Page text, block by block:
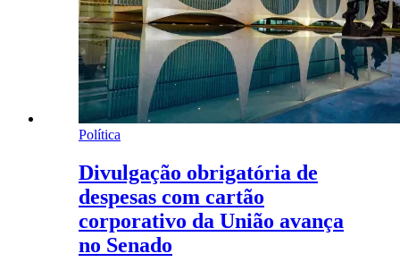
Política
Divulgação obrigatória de
despesas com cartão
corporativo da União avança
no Senado